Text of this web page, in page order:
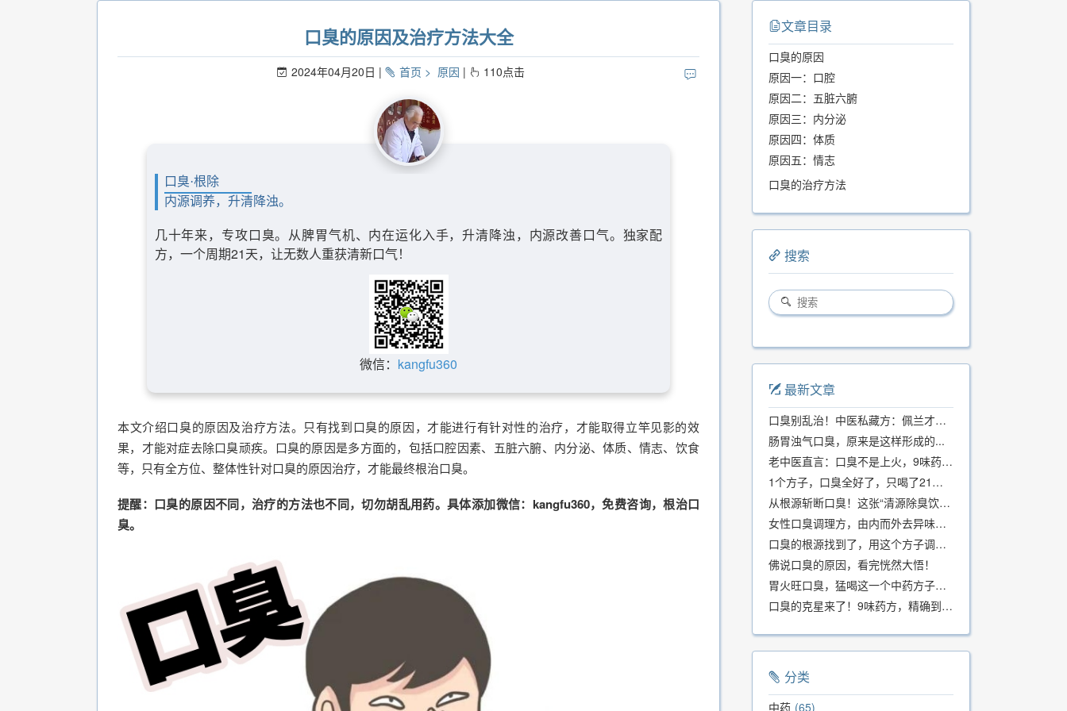
口臭的原因及治疗方法大全
2024年04月20日 首页 原因 110点击
口臭·根除
内源调养，升清降浊。
几十年来，专攻口臭。从脾胃气机、内在运化入手，升清降浊，内源改善口气。独家配
方，一个周期21天，让无数人重获清新口气！
微信： kangfu360
本文介绍口臭的原因及治疗方法。只有找到口臭的原因，才能进行有针对性的治疗，才能取得立竿见影的效
果，才能对症去除口臭顽疾。口臭的原因是多方面的，包括口腔因素、五脏六腑、内分泌、体质、情志、饮食
等，只有全方位、整体性针对口臭的原因治疗，才能最终根治口臭。
提醒：口臭的原因不同，治疗的方法也不同，切勿胡乱用药。具体添加微信：kangfu360，免费咨询，根治口
臭。
文章目录
口臭的原因
原因一：口腔
原因二：五脏六腑
原因三：内分泌
原因四：体质
原因五：情志
口臭的治疗方法
搜索
最新文章
口臭别乱治！中医私藏方：佩兰才是口气克星，喝一周就清爽
肠胃浊气口臭，原来是这样形成的...
老中医直言：口臭不是上火，9味药食同源方，21天根除不反复
1个方子，口臭全好了，只喝了21天！
从根源斩断口臭！这张“清源除臭饮”方子，我用了几十年，效果真不错
女性口臭调理方，由内而外去异味，女性体质专用！
口臭的根源找到了，用这个方子调理，21天口吐芬芳！
佛说口臭的原因，看完恍然大悟！
胃火旺口臭，猛喝这一个中药方子就好了！
口臭的克星来了！9味药方，精确到克、药食同源、安全有效，速看！
分类
中药 65